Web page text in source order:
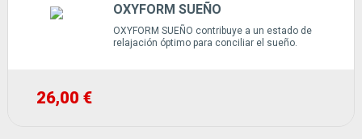
OXYFORM SUEÑO
OXYFORM SUEÑO contribuye a un estado de
relajación óptimo para conciliar el sueño.
26,00 €